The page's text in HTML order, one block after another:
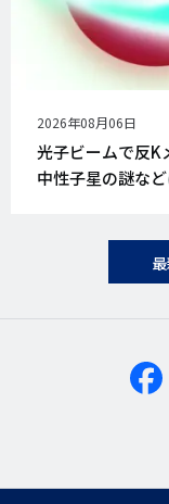
公
開
日
2026年08月06日
光子ビームで反K
中性子星の謎な